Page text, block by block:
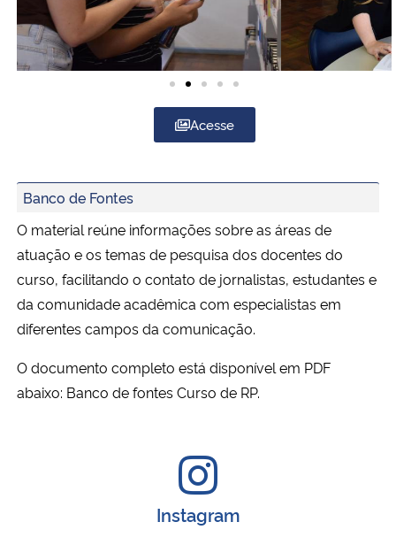
Acesse
Banco de Fontes
O material reúne informações sobre as áreas de
atuação e os temas de pesquisa dos docentes do
curso, facilitando o contato de jornalistas, estudantes e
da comunidade acadêmica com especialistas em
diferentes campos da comunicação.
O documento completo está disponível em PDF
abaixo: Banco de fontes Curso de RP.
Instagram